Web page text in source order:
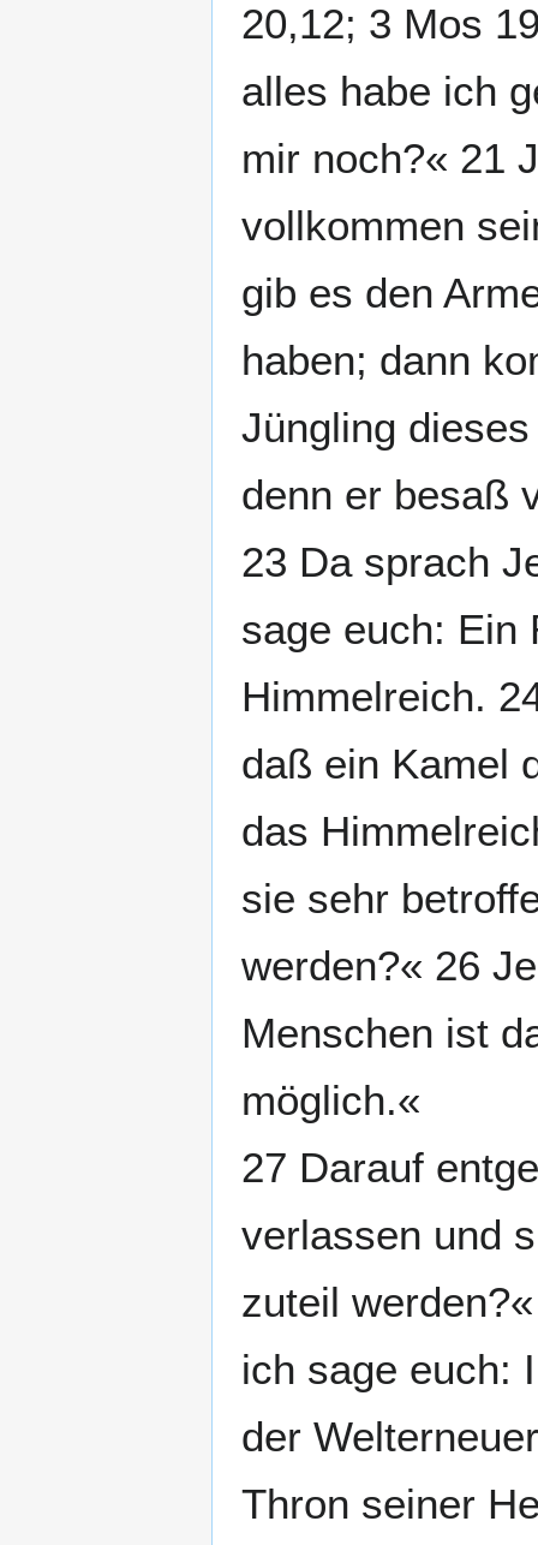
20,12; 3 Mos
alles habe ich
mir noch?« 21
vollkommen
gib es den
haben; dann
Jüngling
denn er besaß
23 Da sprach
sage euch: Ein
Himmelreich.
daß ein Kamel
das
sie sehr
werden?« 26
Menschen ist
möglich.«
27 Darauf
verlassen und
zuteil
ich sage euch:
der
Thron seiner